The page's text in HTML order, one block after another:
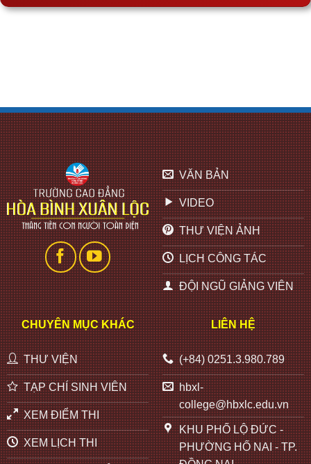
VĂN BẢN
VIDEO
THƯ VIỆN ẢNH
LỊCH CÔNG TÁC
ĐỘI NGŨ GIẢNG VIÊN
CHUYÊN MỤC KHÁC
THƯ VIỆN
TẠP CHÍ SINH VIÊN
XEM ĐIỂM THI
XEM LỊCH THI
LIÊN HỆ
(+84) 0251.3.980.789
hbxl-
college@hbxlc.edu.vn
KHU PHỐ LỘ ĐỨC -
PHƯỜNG HỐ NAI - TP.